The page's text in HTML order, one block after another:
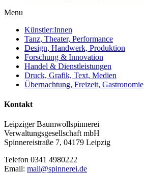
Menu
Künstler:Innen
Tanz, Theater, Performance
Design, Handwerk, Produktion
Forschung & Innovation
Handel & Dienstleistungen
Druck, Grafik, Text, Medien
Übernachtung, Freizeit, Gastronomie
Kontakt
Leipziger Baumwollspinnerei
Verwaltungsgesellschaft mbH
Spinnereistraße 7, 04179 Leipzig
Telefon 0341 4980222
Email: mail@spinnerei.de